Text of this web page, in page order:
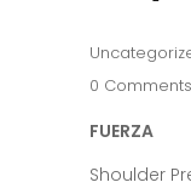
0 Comments
FUERZA
Shoulder